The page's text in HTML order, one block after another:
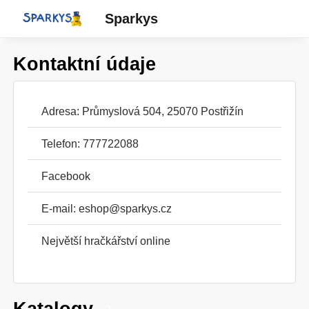
Sparkys
Kontaktní údaje
Adresa: Průmyslová 504, 25070 Postřižín
Telefon: 777722088
Facebook
E-mail: eshop@sparkys.cz
Největší hračkářství online